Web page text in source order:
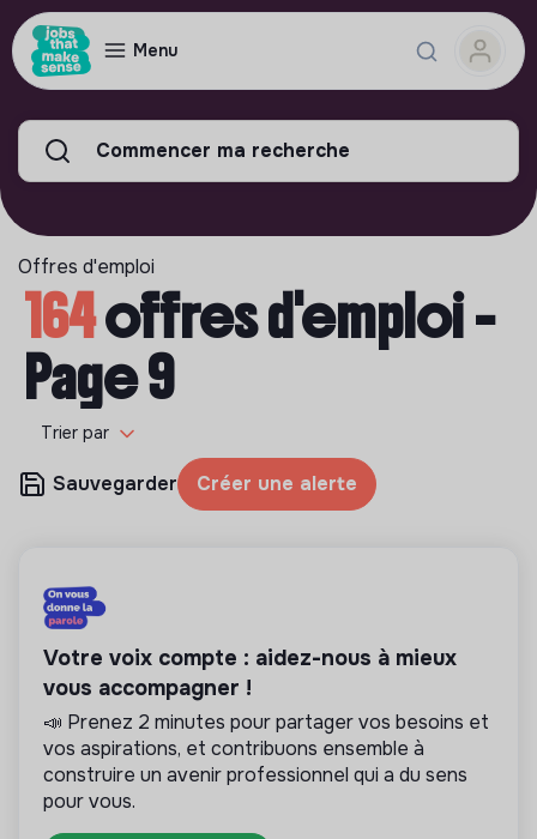
Menu
Commencer ma recherche
Offres d'emploi
164offres d'emploi -
Page 9
Trier par
Sauvegarder Créer une alerte
Votre voix compte : aidez-nous à mieux
vous accompagner !
📣 Prenez 2 minutes pour partager vos besoins et
vos aspirations, et contribuons ensemble à
construire un avenir professionnel qui a du sens
pour vous.